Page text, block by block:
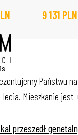
9 131 PLN
Państwu
lecia. Mieszkanie
przeszedł